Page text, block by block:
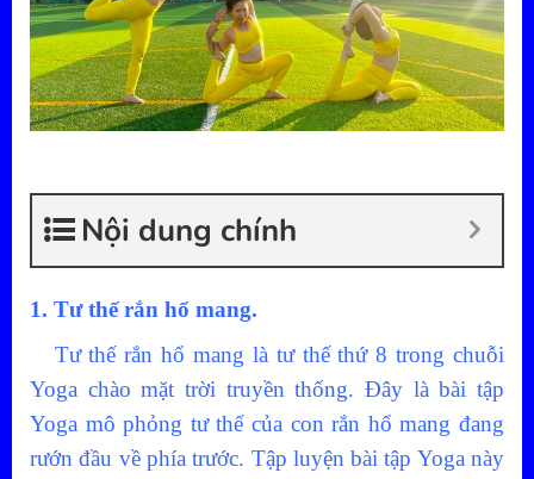
Nội dung chính
1. Tư thế rắn hổ mang.
Tư thế rắn hổ mang là tư thế thứ 8 trong chuỗi
Yoga chào mặt trời truyền thống. Đây là bài tập
Yoga mô phỏng tư thế của con rắn hổ mang đang
rướn đầu về phía trước. Tập luyện bài tập Yoga này